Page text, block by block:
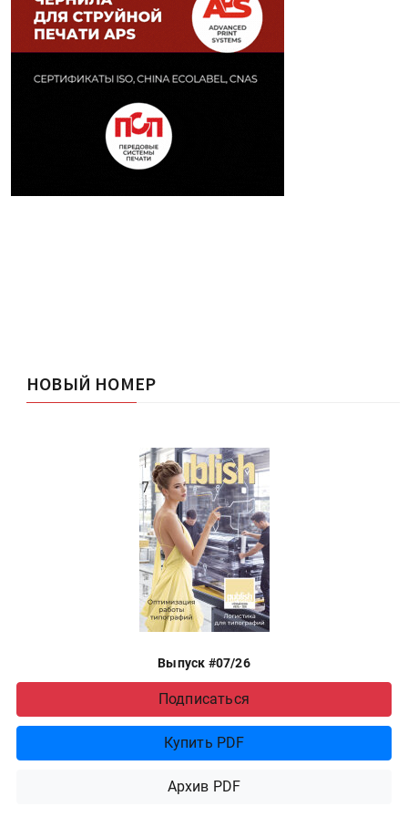
НОВЫЙ НОМЕР
Выпуск #07/26
Подписаться
Купить PDF
Архив PDF